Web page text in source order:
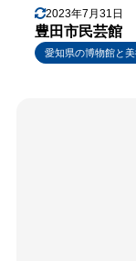
2023年7月31日
豊田市民芸館
愛知県の博物館と